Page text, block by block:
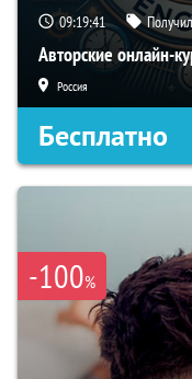
09:19:40
Авторские онлайн-
Россия
Бесплатно
-100%